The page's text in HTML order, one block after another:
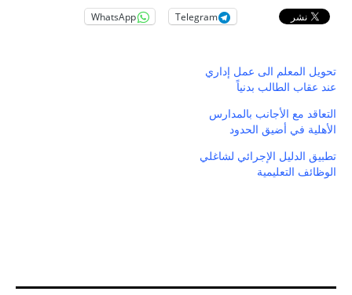
Telegram
WhatsApp
تحويل المعلم الى عمل إداري
عند عقاب الطالب بدنياً
التعاقد مع الأجانب بالمدارس
الأهلية في أضيق الحدود
تطبيق الدليل الإجرائي لشاغلي
الوظائف التعليمية